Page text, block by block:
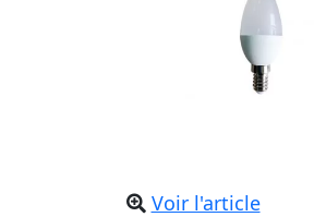
Voir l'article